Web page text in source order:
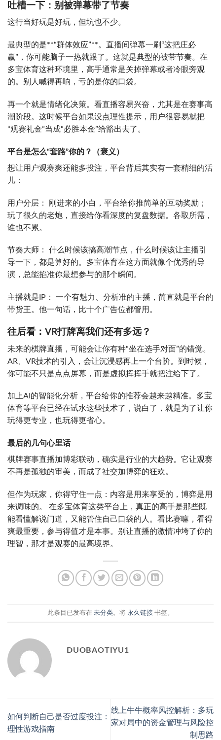
吐槽一下：别被弹幕带了节奏
这行当好玩是好玩，但坑也不少。
最典型的是**“群体效应”**。直播间弹幕一刷“这把庄必
赢”，你可能脑子一热就跟了。这就是典型的被带节奏。在
多宝体育这种环境里，高手通常是关掉弹幕或者冷眼旁观
的。别人喊得再响，亏的是你的口袋。
再一个就是情绪化决策。看直播容易兴奋，尤其是在赛事高
潮阶段。这时候平台如果没点理性提示，用户很容易就把
“观赛礼金”当成“必胜本金”给豁出去了。
平台是怎么“套路”你的？（褒义）
想让用户观赛爽还能多投注，平台背后其实有一套精细的活
儿：
用户分层： 刚进来的小白，平台给你推简单的互动奖励；
玩了很久的老炮，直接给你看深度的复盘数据。各取所需，
谁也不累。
节奏大师： 什么时候该搞高潮节点，什么时候该让主播引
导一下，都是算好的。多宝体育在这方面就像个优秀的导
演，总能掐准你最想参与的那个瞬间。
主播就是IP： 一个有魅力、分析准的主播，简直就是平台的
带货王。他一句话，比十个广告位都管用。
往后看：VR打牌离我们还有多远？
未来的棋牌直播，可能会让你有种“坐在选手对面”的错觉。
AR、VR技术的引入，会让沉浸感再上一个台阶。到时候，
你可能不只是点点屏幕，而是虚拟挥挥手就把注给下了。
加上AI的智能化分析，平台给你的推荐会越来越精准。多宝
体育等平台已经在试水这些技术了，说白了，就是为了让你
玩得更专业，也玩得更省心。
最后的几句心里话
棋牌赛事直播加博彩联动，确实是行业的大趋势。它让观赛
不再是孤独的审美，而成了社交加博弈的狂欢。
但作为玩家，你得守住一点：内容是用来享受的，博弈是用
来调味的。 在多宝体育这类平台上，真正的高手是那些既
能看懂解说门道，又能管住自己口袋的人。看比赛嘛，看得
爽最重要，参与得值才是本事。别让直播的激情冲垮了你的
理智，那才是观赛的最高境界。
此条目已发布在 未分类。将 永久链接 书签。
DUOBAOTIYU1
如何判断自己是否过度投注：
理性游戏指南
线上牛牛概率风控解析：多玩
家对局中的资金管理与风险控
制思路